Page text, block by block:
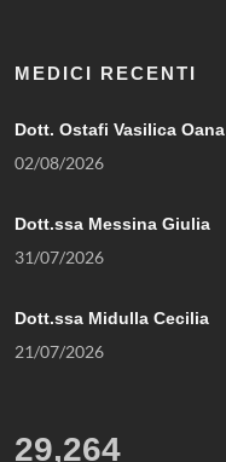
MEDICI RECENTI
Dott. Ostafi Vasilica Oana
02/08/2026
Dott.ssa Messina Giulia
31/07/2026
Dott.ssa Midulla Cecilia
21/07/2026
29,264